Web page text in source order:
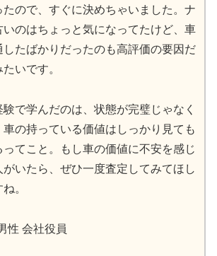
たので、すぐに決めちゃいました。ナ
いのはちょっと気になってたけど、車
したばかりだったのも高評価の要因だ
いです。
験で学んだのは、状態が完璧じゃなく
車の持っている価値はしっかり見ても
ってこと。もし車の価値に不安を感じ
がいたら、ぜひ一度査定してみてほし
。
性 会社役員